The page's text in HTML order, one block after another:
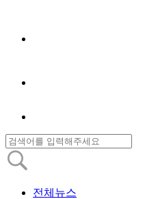
전체뉴스